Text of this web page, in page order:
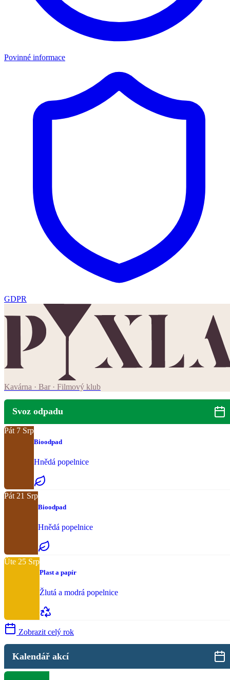
Povinné informace
GDPR
Kavárna · Bar · Filmový klub
Svoz odpadu
Pát 7 Srp
Bioodpad
Hnědá popelnice
Pát 21 Srp
Bioodpad
Hnědá popelnice
Úte 25 Srp
Plast a papír
Žlutá a modrá popelnice
Zobrazit celý rok
Kalendář akcí